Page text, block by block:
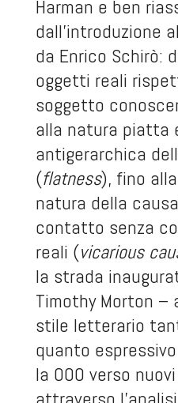
Harman e ben
dall’introduzione
da Enrico Schirò:
oggetti reali
soggetto
alla natura piatta
antigerarchica
(flatness), fino
natura della
contatto senza
reali (vicarious
la strada
Timothy Morton –
stile letterario
quanto
la OOO verso